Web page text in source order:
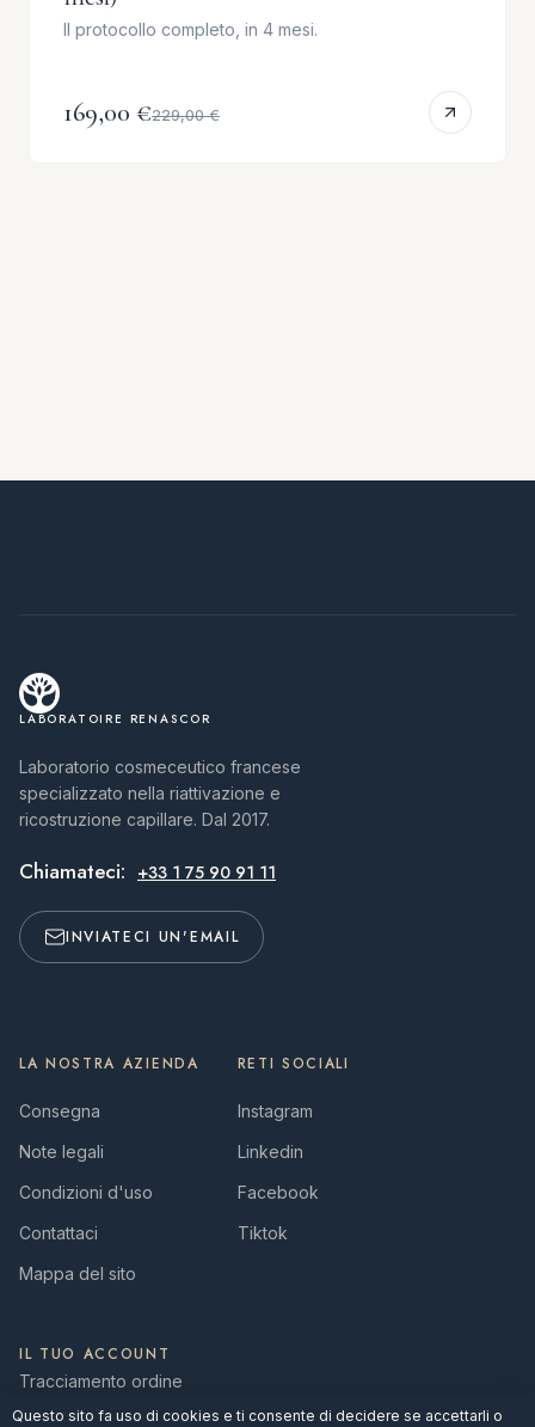
Il protocollo completo, in 4 mesi.
169,00 €229,00 €
LABORATOIRE RENASCOR
Laboratorio cosmeceutico francese
specializzato nella riattivazione e
ricostruzione capillare. Dal 2017.
Chiamateci: +33 1 75 90 91 11
INVIATECI UN'EMAIL
LA NOSTRA AZIENDA
Consegna
Note legali
Condizioni d'uso
Contattaci
Mappa del sito
RETI SOCIALI
Instagram
Linkedin
Facebook
Tiktok
IL TUO ACCOUNT
Tracciamento ordine
Accedi
Questo sito fa uso di cookies e ti consente di decidere se accettarli o